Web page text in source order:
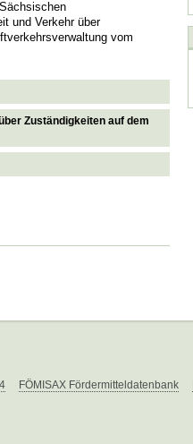
und Verkehr über
vom
Zuständigkeiten auf dem
FÖMISAX Fördermitteldatenbank